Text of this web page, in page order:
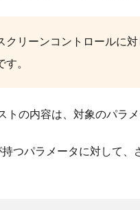
クリーンコントロールに
。
トの内容は、対象のパラ
つパラメータに対して、